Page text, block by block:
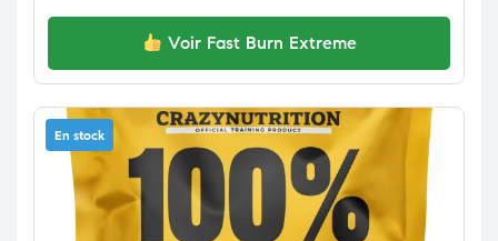
Voir Fast Burn Extreme
En stock